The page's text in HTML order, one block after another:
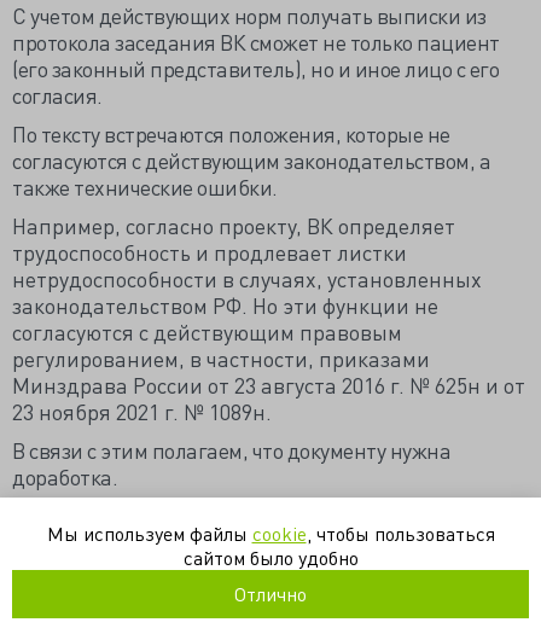
С учетом действующих норм получать выписки из
протокола заседания ВК сможет не только пациент
(его законный представитель), но и иное лицо с его
согласия.
По тексту встречаются положения, которые не
согласуются с действующим законодательством, а
также технические ошибки.
Например, согласно проекту, ВК определяет
трудоспособность и продлевает листки
нетрудоспособности в случаях, установленных
законодательством РФ. Но эти функции не
согласуются с действующим правовым
регулированием, в частности, приказами
Минздрава России от 23 августа 2016 г. № 625н и от
23 ноября 2021 г. № 1089н.
В связи с этим полагаем, что документу нужна
доработка.
минздрав
Мы используем файлы cookie , чтобы пользоваться
сайтом было удобно
Отлично